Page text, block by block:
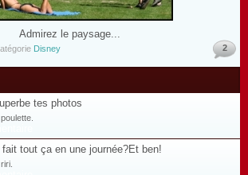
Admirez le paysage...
Disney 2
tes photos
tout ça en une journée?Et ben!